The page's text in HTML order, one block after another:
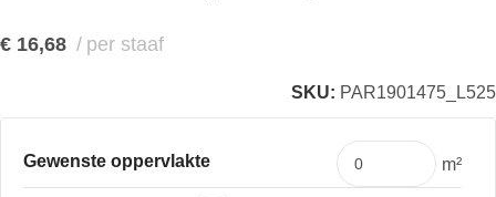
€ 16,68 per staaf
SKU: PAR1901475_L525
Gewenste oppervlakte m²